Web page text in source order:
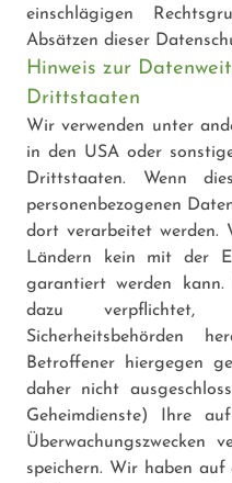
einschlägigen
Absätzen dieser
Hinweis zur
Drittstaaten
Wir verwenden unter
in den USA oder
Drittstaaten. Wenn
personenbezogenen
dort verarbeitet werden.
Ländern kein mit der
garantiert werden kann.
dazu verpflichtet,
Sicherheitsbehörden
Betroffener hiergegen
daher nicht
Geheimdienste) Ihre
Überwachungszwecken
speichern. Wir haben